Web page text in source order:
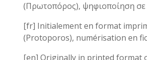
(Πρωτοπόρος), ψηφιοποίηση σε
[fr] Initialement en format
(Protoporos), numérisation en
[en] Originally in printed format